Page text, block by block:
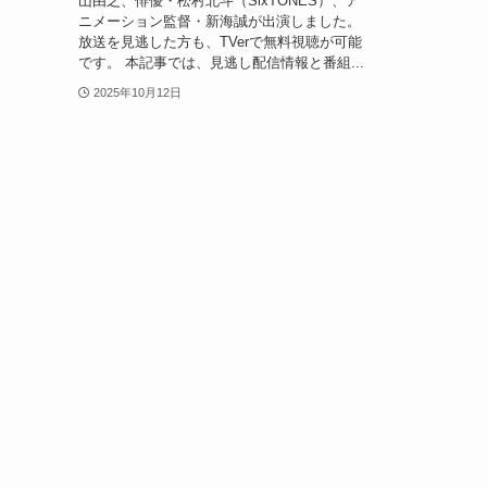
ニメーション監督・新海誠が出演しました。
放送を見逃した方も、TVerで無料視聴が可能
です。 本記事では、見逃し配信情報と番組...
2025年10月12日